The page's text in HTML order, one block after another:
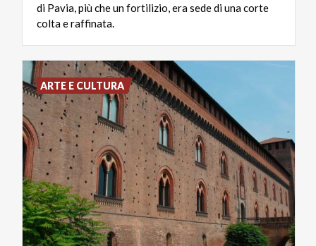
di Pavia, più che un fortilizio, era sede di una corte
colta e raffinata.
ARTE E CULTURA